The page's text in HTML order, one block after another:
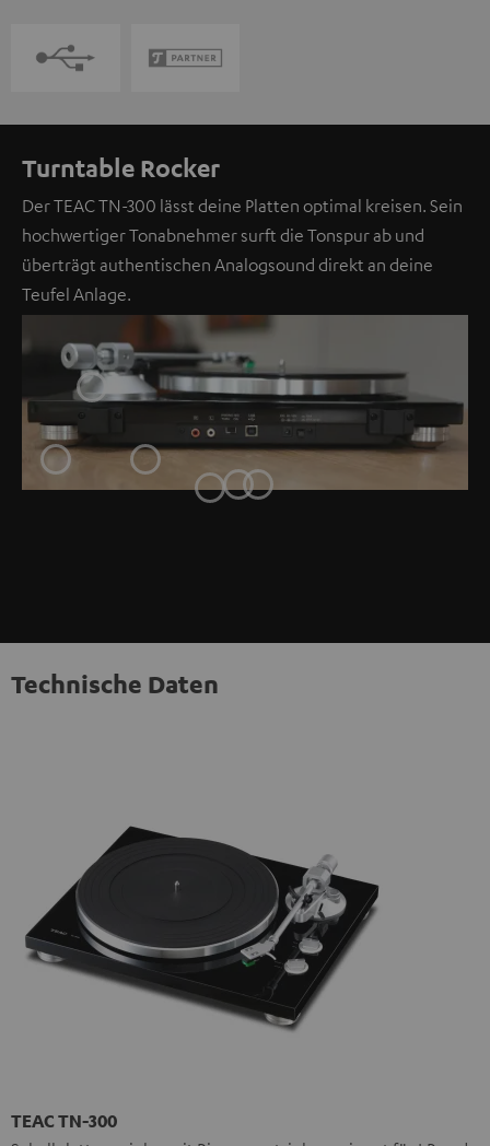
Turntable Rocker
Der TEAC TN-300 lässt deine Platten optimal kreisen. Sein
hochwertiger Tonabnehmer surft die Tonspur ab und
überträgt authentischen Analogsound direkt an deine
Teufel Anlage.
Technische Daten
TEAC TN-300